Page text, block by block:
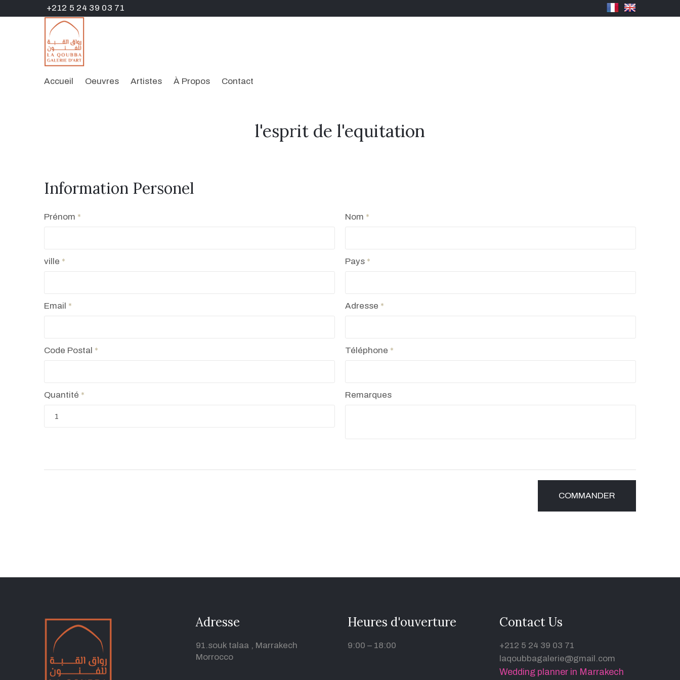
+212 5 24 39 03 71
Accueil Oeuvres Artistes À Propos Contact
l'esprit de l'equitation
Information Personel
Prénom * Nom *
ville * Pays *
Email * Adresse *
Code Postal * Téléphone *
Quantité * Remarques
Adresse
91.souk talaa , Marrakech
Morrocco
Heures d'ouverture
9:00 – 18:00
Contact Us
+212 5 24 39 03 71
laqoubbagalerie@gmail.com
Wedding planner in Marrakech